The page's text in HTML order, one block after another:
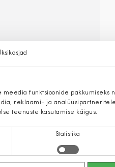
funktsioonide pakkumiseks
reklaami- ja
teenuste kasutamise käigus.
Statistika